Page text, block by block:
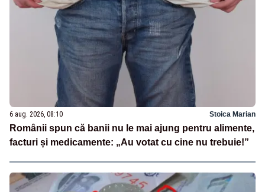
6 aug. 2026, 08:10 Stoica Marian
Românii spun că banii nu le mai ajung pentru alimente,
facturi și medicamente: „Au votat cu cine nu trebuie!”